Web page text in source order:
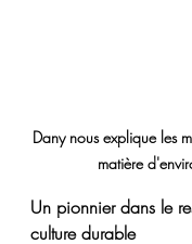
Dany nous explique les
matière
Un pionnier dans le
culture durable